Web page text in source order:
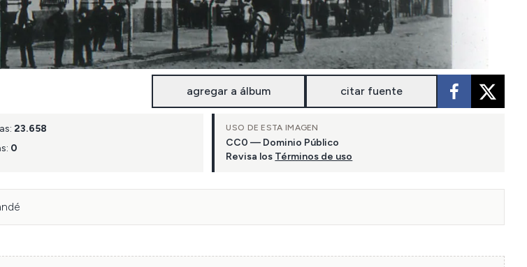
agregar a álbum citar fuente
23.658
0
USO DE ESTA IMAGEN
CC0 — Dominio Público
Revisa los Términos de uso